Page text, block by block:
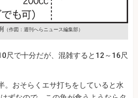
（作図：週刊へらニュース編集部）
尺で十分だが、混雑すると12～16尺
。おそらくエサ打ちをしていると水